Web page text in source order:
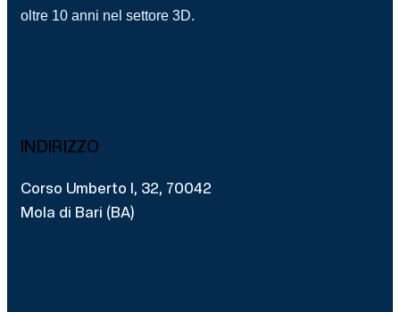
oltre 10 anni nel settore 3D.
INDIRIZZO
Corso Umberto I, 32, 70042
Mola di Bari (BA)